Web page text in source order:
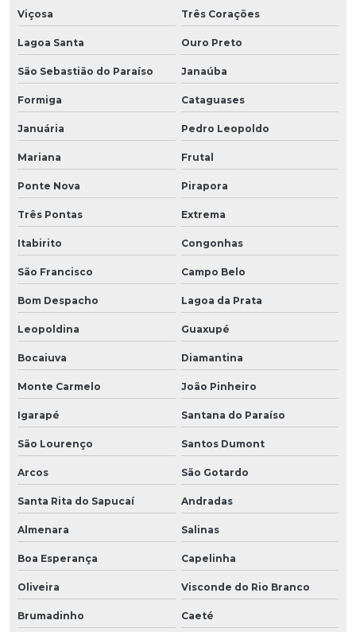
Viçosa Três Corações
Lagoa Santa Ouro Preto
São Sebastião do Paraíso Janaúba
Formiga Cataguases
Januária Pedro Leopoldo
Mariana Frutal
Ponte Nova Pirapora
Três Pontas Extrema
Itabirito Congonhas
São Francisco Campo Belo
Bom Despacho Lagoa da Prata
Leopoldina Guaxupé
Bocaiuva Diamantina
Monte Carmelo João Pinheiro
Igarapé Santana do Paraíso
São Lourenço Santos Dumont
Arcos São Gotardo
Santa Rita do Sapucaí Andradas
Almenara Salinas
Boa Esperança Capelinha
Oliveira Visconde do Rio Branco
Brumadinho Caeté